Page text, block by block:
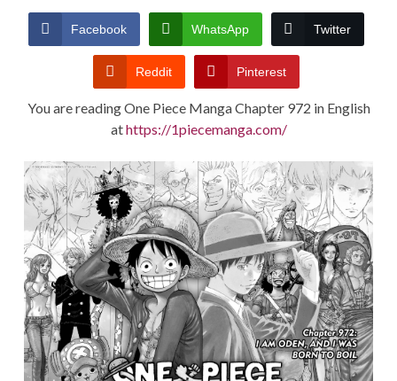
TERMS AND
CONDITIONSFacebook WhatsApp Twitter
Reddit Pinterest
You are reading One Piece Manga Chapter 972 in English
athttps://1piecemanga.com/